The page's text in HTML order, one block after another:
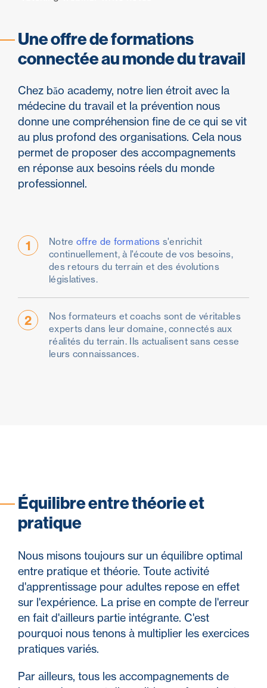
Une offre de formations
connectée au monde du travail
Chez băo academy, notre lien étroit avec la
médecine du travail et la prévention nous
donne une compréhension fine de ce qui se vit
au plus profond des organisations. Cela nous
permet de proposer des accompagnements
en réponse aux besoins réels du monde
professionnel.
1 Notre offre de formations s'enrichit
continuellement, à l'écoute de vos besoins,
des retours du terrain et des évolutions
législatives.
2
Nos formateurs et coachs sont de véritables
experts dans leur domaine, connectés aux
réalités du terrain. Ils actualisent sans cesse
leurs connaissances.
Équilibre entre théorie et
pratique
Nous misons toujours sur un équilibre optimal
entre pratique et théorie. Toute activité
d'apprentissage pour adultes repose en effet
sur l'expérience. La prise en compte de l'erreur
en fait d'ailleurs partie intégrante. C'est
pourquoi nous tenons à multiplier les exercices
pratiques variés.
Par ailleurs, tous les accompagnements de